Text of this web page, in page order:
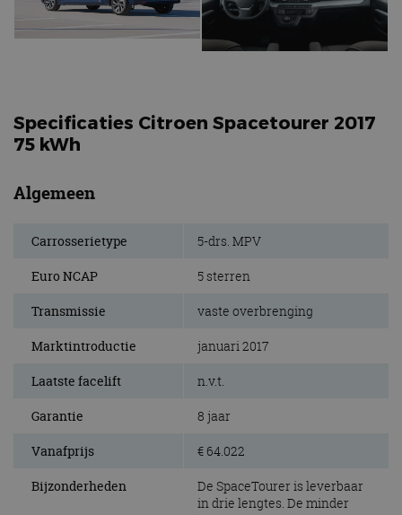
Specificaties Citroen Spacetourer 2017
75 kWh
Algemeen
Carrosserietype 5-drs. MPV
Euro NCAP 5 sterren
Transmissie vaste overbrenging
Marktintroductie januari 2017
Laatste facelift n.v.t.
Garantie 8 jaar
Vanafprijs € 64.022
Bijzonderheden
De SpaceTourer is leverbaar
in drie lengtes. De minder